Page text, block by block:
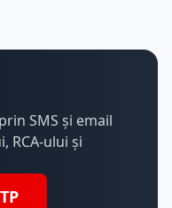
SMS și email
RCA-ului și